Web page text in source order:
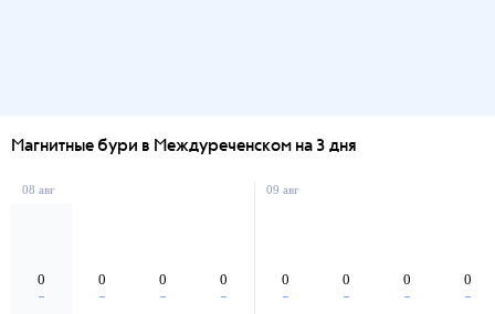
Магнитные бури в Междуреченском на 3 дня
08 авг
0 0 0 0
09 авг
0 0 0 0